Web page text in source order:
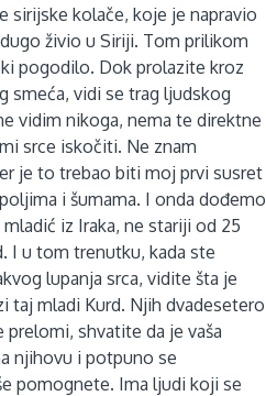
sirijske kolače, koje je napravio
živio u Siriji. Tom prilikom
pogodilo. Dok prolazite kroz
smeća, vidi se trag ljudskog
vidim nikoga, nema te direktne
srce iskočiti. Ne znam
je to trebao biti moj prvi susret
i šumama. I onda dođemo
iz Iraka, ne stariji od 25
I u tom trenutku, kada ste
lupanja srca, vidite šta je
taj mladi Kurd. Njih dvadesetero
shvatite da je vaša
njihovu i potpuno se
pomognete. Ima ljudi koji se